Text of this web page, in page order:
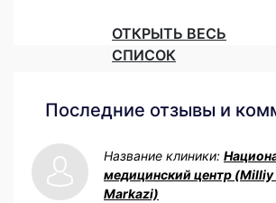
ОТКРЫТЬ ВЕСЬ
СПИСОК
Последние отзывы и
Название клиники:
медицинский центр
Markazi)